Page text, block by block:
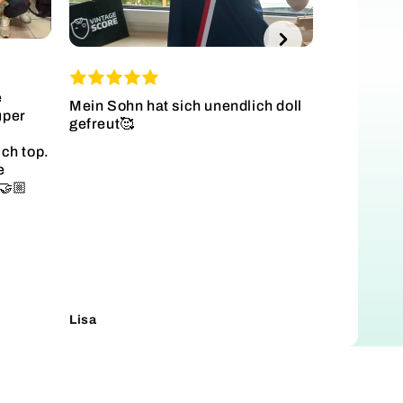
top.
Mein Sohn hat sich unendlich doll
gefreut🥰
Lisa